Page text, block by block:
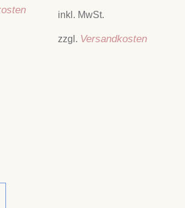
inkl. MwSt.
zzgl. Versandkosten